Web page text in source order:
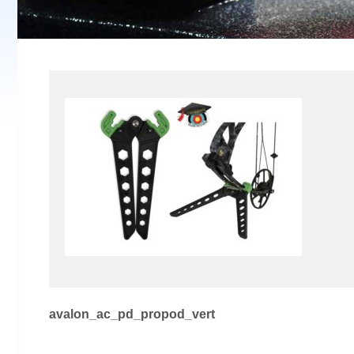
Navigation
avalon_ac_pd_propod_vert